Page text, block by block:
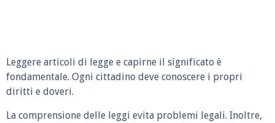
Leggere articoli di legge e capirne il significato è
fondamentale. Ogni cittadino deve conoscere i propri
diritti e doveri.
La comprensione delle leggi evita problemi legali. Inoltre,